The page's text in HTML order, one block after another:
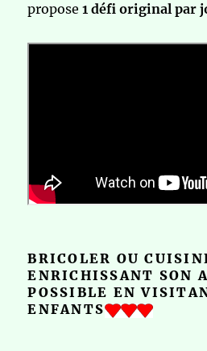
propose1 défi original par
BRICOLER OU
ENRICHISSANT SON
POSSIBLE EN
ENFANTS